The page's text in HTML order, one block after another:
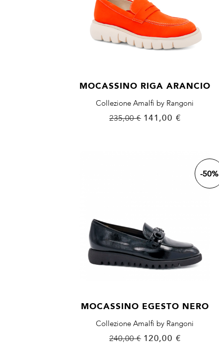
MOCASSINO RIGA ARANCIO
Collezione Amalfi by Rangoni
Prezzo
235,00 € Prezzo
141,00 €
MOCASSINO EGESTO NERO
Collezione Amalfi by Rangoni
Prezzo
240,00 € Prezzo
120,00 €
-50%